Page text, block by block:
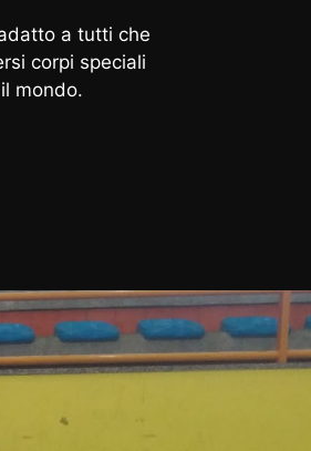
a tutti che
corpi speciali
mondo.